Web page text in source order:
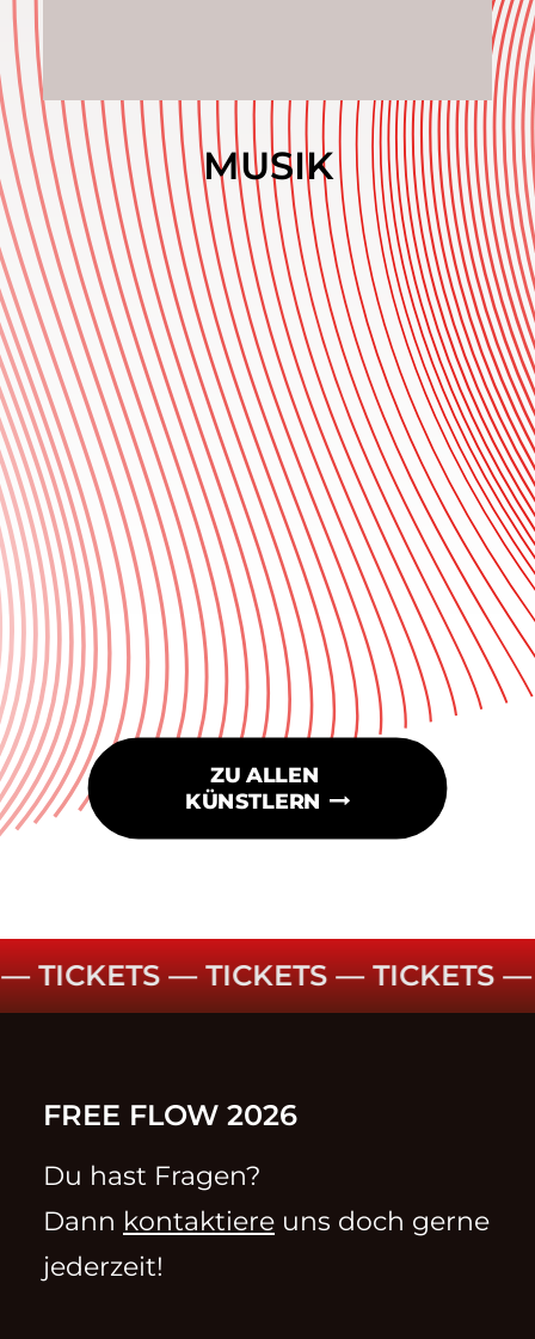
MUSIK
ZU ALLEN
KÜNSTLERN
TICKETS –– TICKETS –– TICKETS ––
FREE FLOW 2026
Du hast Fragen?
Dann kontaktiere uns doch gerne
jederzeit!